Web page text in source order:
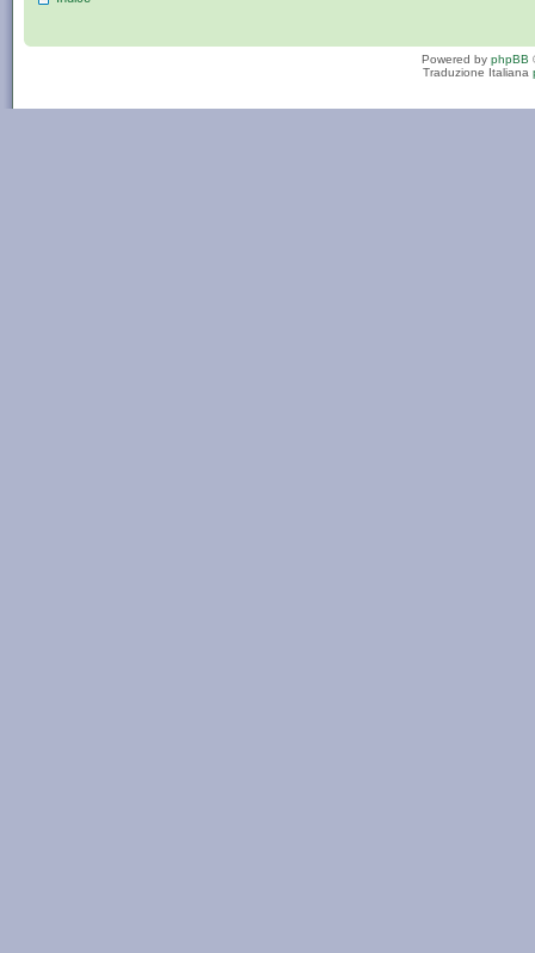
Powered by phpBB
Traduzione Italiana